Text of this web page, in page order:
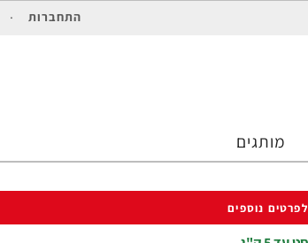
התחברות
מותגים
לפרטים נוספים